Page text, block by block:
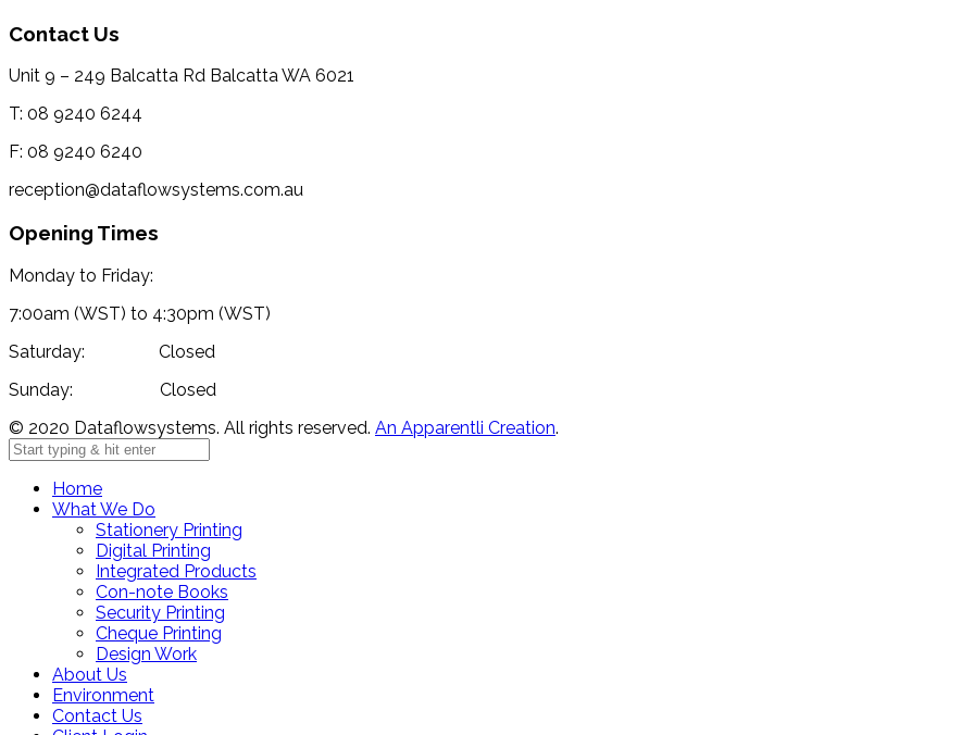
Contact Us
Unit 9 – 249 Balcatta Rd Balcatta WA 6021
T: 08 9240 6244
F: 08 9240 6240
reception@dataflowsystems.com.au
Opening Times
Monday to Friday:
7:00am (WST) to 4:30pm (WST)
Saturday: Closed
Sunday: Closed
© 2020 Dataflowsystems. All rights reserved. An Apparentli Creation.
Home
What We Do
Stationery Printing
Digital Printing
Integrated Products
Con-note Books
Security Printing
Cheque Printing
Design Work
About Us
Environment
Contact Us